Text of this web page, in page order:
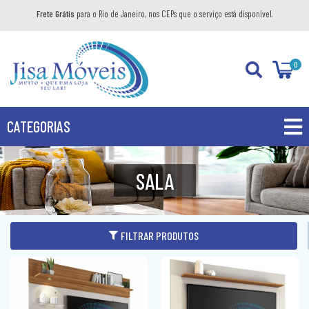
Frete Grátis para o Rio de Janeiro, nos CEPs que o serviço está disponível.
0
CATEGORIAS
PROMOÇÕES
PRODUTOS
BANHEIRO
KIT GABINETE
AÉREO
BALCÃO
DIVERSOS
BANDEJA DECORATIVA
DORMITÓRIO
SALA
FILTRAR PRODUTOS